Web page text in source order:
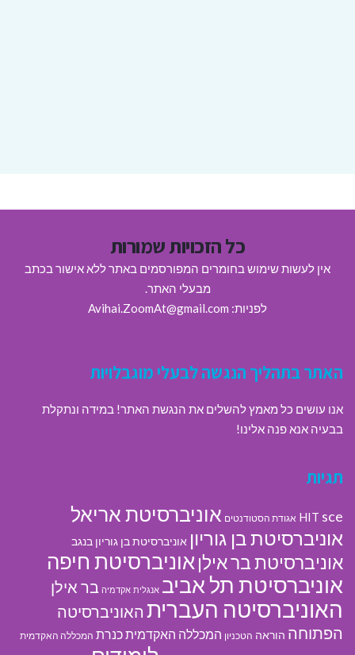
כל הזכויות שמורות
אין לעשות שימוש בחומרים המפורסמים באתר ללא אישור בכתב
מבעלי האתר.
לפניות: Avihai.ZoomAt@gmail.com
האתר בתהליך הנגשה לבעלי מוגבלויות
אנו עושים כל מאמץ להשלים את הנגשת האתר! במידה ונתקלת
בבעיה אנא פנה אלינו!
תגיות
HIT sce אגודת הסטודנטים אוניברסיטת אריאל
אוניברסיטת בן גוריון אוניברסיטת בן גוריון בנגב
אוניברסיטת בר אילן אוניברסיטת חיפה
אוניברסיטת תל אביב אנגלית אקדמיה בר אילן
האוניברסיטה העברית האוניברסיטה
הפתוחה הוראה הטכניון המכללה האקדמית כנרת המכללה האקדמית